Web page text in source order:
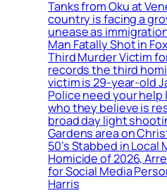
Tanks from Oku at
country is facing a
unease as
Man Fatally Shot in
Third Murder Victim
records the third
victim is 29-year-old
Police need your
who they believe is
broad day light
Gardens area on
50’s Stabbed in Local
Homicide of 2026,
for Social Media
Harris